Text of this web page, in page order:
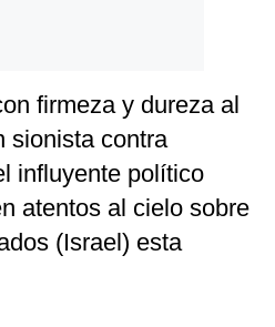
firmeza y dureza al
sionista contra
influyente político
atentos al cielo sobre
(Israel) esta